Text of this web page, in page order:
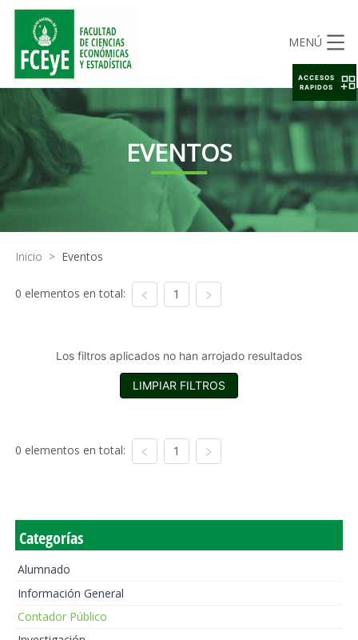
MENÚ
EVENTOS
Inicio > Eventos
0 elementos en total: 1
Los filtros aplicados no han arrojado resultados
LIMPIAR FILTROS
0 elementos en total: 1
Categorías
Alumnado
Información General
Contador Público
ACCESOS
RAPIDOS